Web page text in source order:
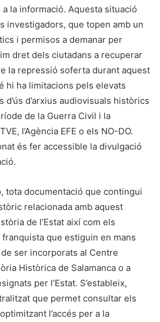
a la informació. Aquesta situació
investigadors, que topen amb un
i permisos a demanar per
dret dels ciutadans a recuperar
la repressió soferta durant aquest
hi ha limitacions pels elevats
d’arxius audiovisuals històrics
de la Guerra Civil i la
l’Agència EFE o els NO-DO.
és fer accessible la divulgació
tota documentació que contingui
relacionada amb aquest
de l’Estat així com els
que estiguin en mans
ser incorporats al Centre
Històrica de Salamanca o a
per l’Estat. S’estableix,
que permet consultar els
l’accés per a la